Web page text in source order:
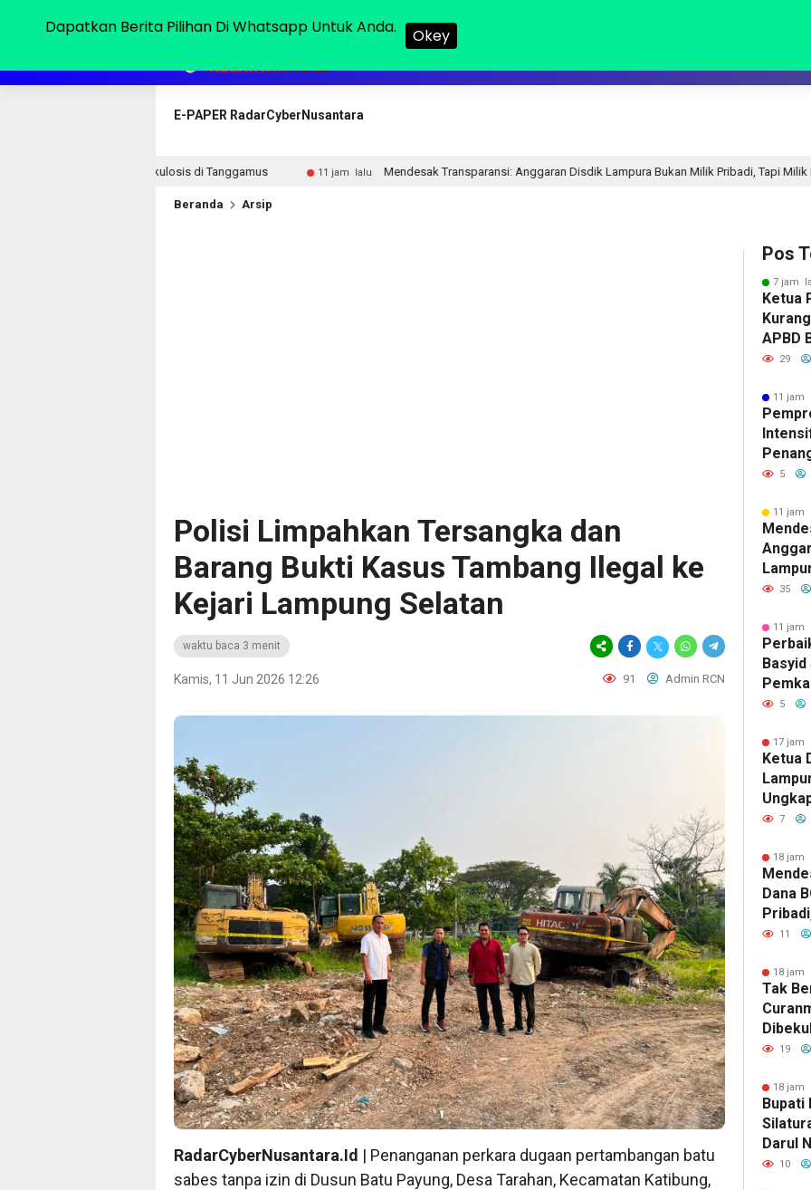
E-PAPER RadarCyberNusantara
11 jam lalu Mendesak Transparansi: Anggaran Disdik Lampura Bukan Milik Pribadi, Tapi Milik Publik 11 jam
Beranda Arsip
Polisi Limpahkan Tersangka dan
Barang Bukti Kasus Tambang Ilegal ke
Kejari Lampung Selatan
waktu baca 3 menit
Kamis, 11 Jun 2026 12:26 91 Admin RCN
RadarCyberNusantara.Id | Penanganan perkara dugaan pertambangan batu
sabes tanpa izin di Dusun Batu Payung, Desa Tarahan, Kecamatan Katibung,
Pos
7 jam
Ketua
APBD
Kerap
29
11 jam
5
11 jam
35
11 jam
Aman
5
17 jam
Ketua
7
18 jam
Dana
11
18 jam
Tak
Aksi
19
18 jam
Bupati
Darul
10
Dapatkan Berita Pilihan Di Whatsapp Untuk Anda. Okey